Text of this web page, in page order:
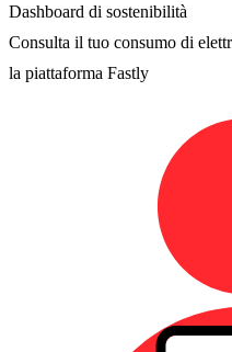
Dashboard di sostenibilità
Consulta il tuo consumo di
la piattaforma Fastly